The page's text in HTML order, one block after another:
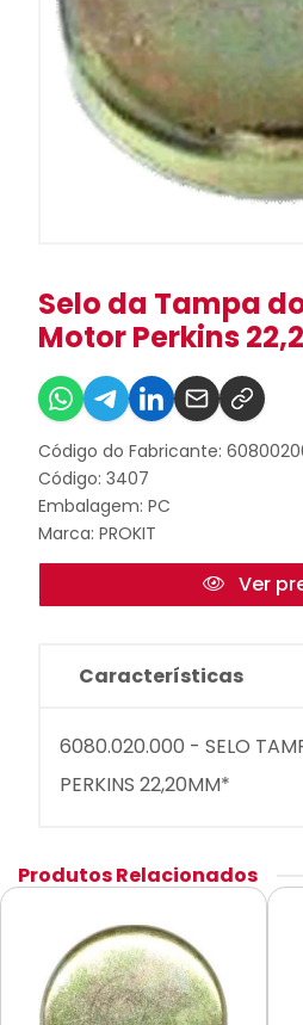
Selo da Tampa
Motor Perkins
Código do Fabricante:
Código: 3407
Embalagem: PC
Marca: PROKIT
Ver
Características
6080.020.000 - SELO
PERKINS 22,20MM*
Produtos Relacionados